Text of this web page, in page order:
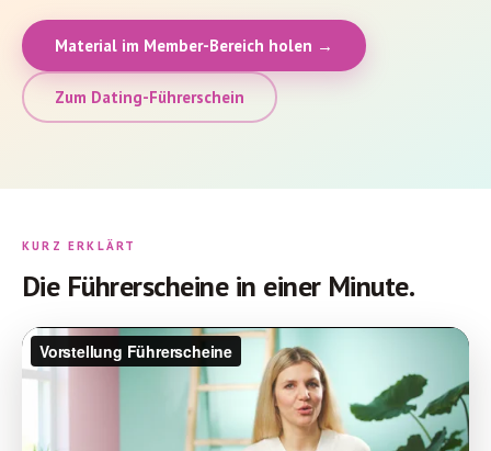
ansehen
LoginMaterial im Member-Bereich holen →
Zum Dating-Führerschein
KURZ ERKLÄRT
Die Führerscheine in einer Minute.